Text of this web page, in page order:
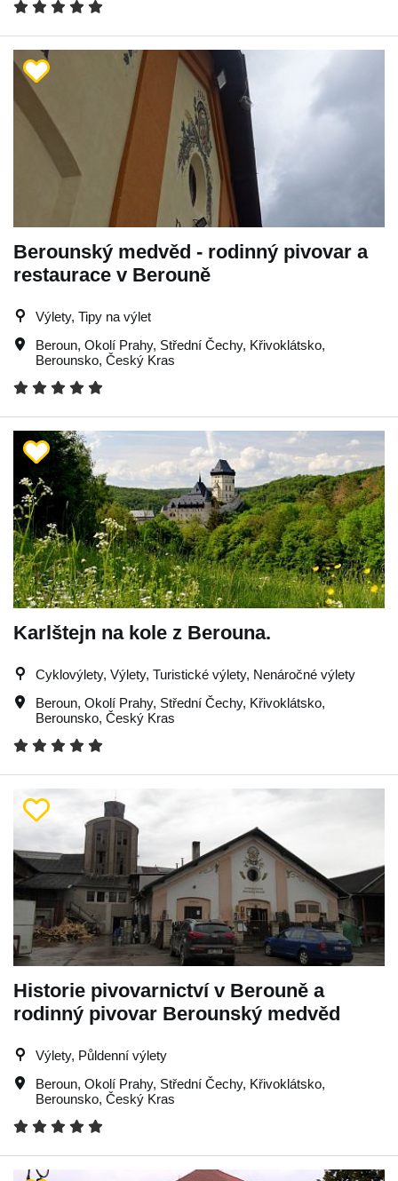
Berounský medvěd - rodinný pivovar a
restaurace v Berouně
Výlety, Tipy na výlet
Beroun, Okolí Prahy, Střední Čechy, Křivoklátsko,
Berounsko, Český Kras
Karlštejn na kole z Berouna.
Cyklovýlety, Výlety, Turistické výlety, Nenáročné výlety
Beroun, Okolí Prahy, Střední Čechy, Křivoklátsko,
Berounsko, Český Kras
Historie pivovarnictví v Berouně a
rodinný pivovar Berounský medvěd
Výlety, Půldenní výlety
Beroun, Okolí Prahy, Střední Čechy, Křivoklátsko,
Berounsko, Český Kras